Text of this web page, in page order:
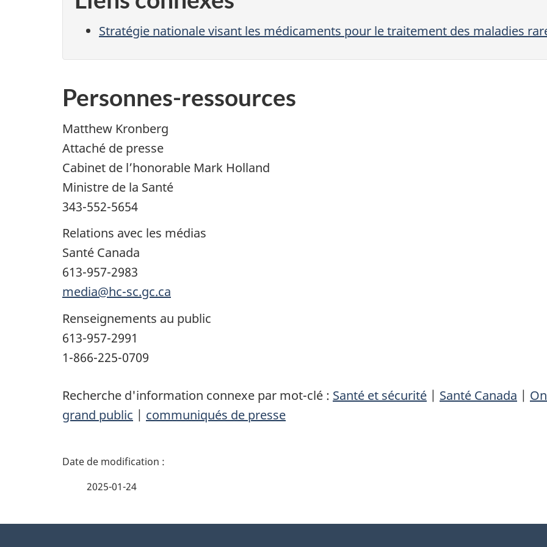
Stratégie nationale visant les médicaments pour le traitement des maladies
Personnes-ressources
Matthew Kronberg
Attaché de presse
Cabinet de l’honorable Mark Holland
Ministre de la Santé
343-552-5654
Relations avec les médias
Santé Canada
613-957-2983
media@hc-sc.gc.ca
Renseignements au public
613-957-2991
1-866-225-0709
Recherche d'information connexe par mot-clé : Santé et sécurité | Santé Canada |
grand public | communiqués de presse
D
2025-01-24